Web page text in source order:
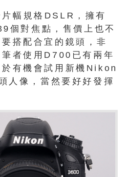
幅規格DSLR，擁有
個對焦點，售價上也不
搭配合宜的鏡頭，非
者使用D700已有兩年
有機會試用新機Nikon
人像，當然要好好發揮